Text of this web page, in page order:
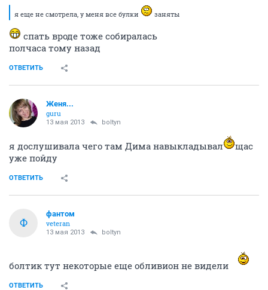
я еще не смотрела, у меня все булки заняты
спать вроде тоже собиралась
полчаса тому назад
ОТВЕТИТЬ
Женя...
guru
13 мая 2013 boltyn
я дослушивала чего там Дима навыкладывал
щас
уже пойду
ОТВЕТИТЬ
Ф
фантом
veteran
13 мая 2013 boltyn
болтик тут некоторые еще обливион не видели
ОТВЕТИТЬ